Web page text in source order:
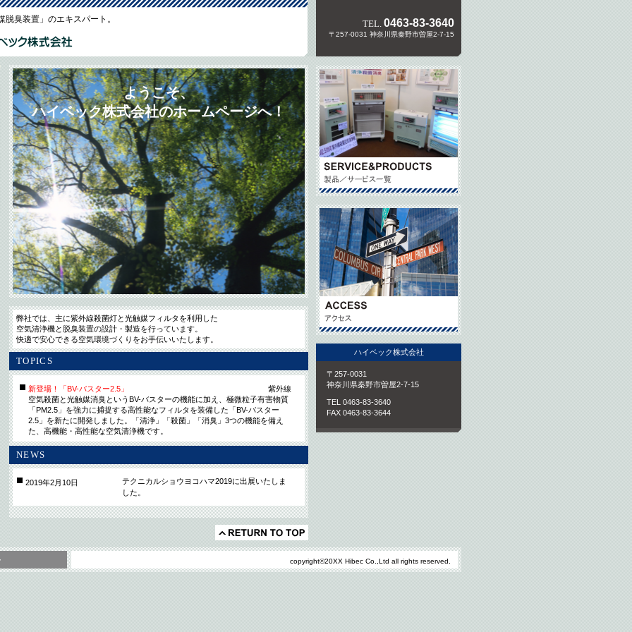
脱臭装置」のエキスパート。 TEL. 0463-83-3640
〒257-0031 神奈川県秦野市曽屋2-7-15
ようこそ、
ハイベック株式会社のホームページへ！
弊社では、主に紫外線殺菌灯と光触媒フィルタを利用した
空気清浄機と脱臭装置の設計・製造を行っています。
快適で安心できる空気環境づくりをお手伝いいたします。
TOPICS
新登場！「BV-バスター2.5」
紫外線
空気殺菌と光触媒消臭というBV-バスターの機能に加え、極微粒子有害物質
「PM2.5」を強力に捕捉する高性能なフィルタを装備した「BV-バスター
2.5」を新たに開発しました。「清浄」「殺菌」「消臭」3つの機能を備え
た、高機能・高性能な空気清浄機です。
NEWS
2019年2月10日
テクニカルショウヨコハマ2019に出展いたしま
した。
ハイベック株式会社
〒257-0031
神奈川県秦野市曽屋2-7-15
TEL 0463-83-3640
FAX 0463-83-3644
copyright©20XX Hibec Co.,Ltd all rights reserved.